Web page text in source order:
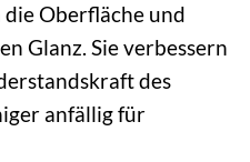
Oberfläche und
Glanz. Sie verbessern
des
anfällig für